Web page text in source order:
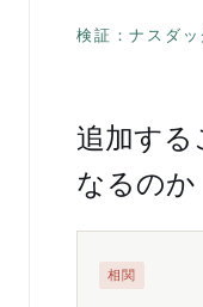
検証：ナスダッ
追加する
なるのか
相関